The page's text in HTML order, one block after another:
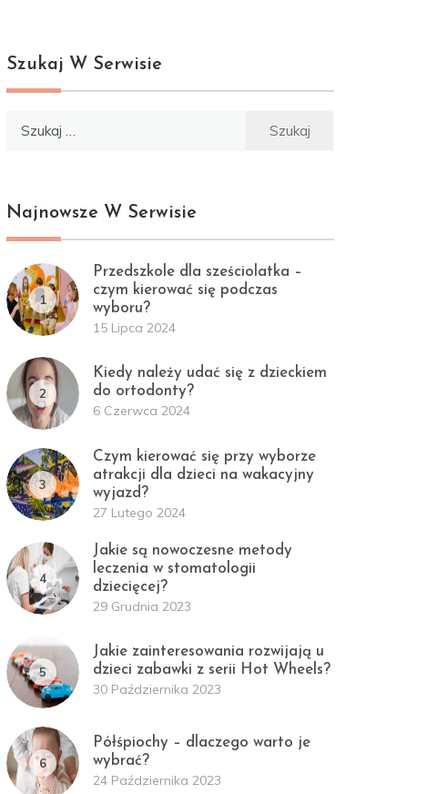
Szukaj W Serwisie
Najnowsze W Serwisie
1
Przedszkole dla sześciolatka –
czym kierować się podczas
wyboru?
15 Lipca 2024
2
Kiedy należy udać się z dzieckiem
do ortodonty?
6 Czerwca 2024
3
Czym kierować się przy wyborze
atrakcji dla dzieci na wakacyjny
wyjazd?
27 Lutego 2024
4
Jakie są nowoczesne metody
leczenia w stomatologii
dziecięcej?
29 Grudnia 2023
5
Jakie zainteresowania rozwijają u
dzieci zabawki z serii Hot Wheels?
30 Października 2023
6
Półśpiochy – dlaczego warto je
wybrać?
24 Października 2023